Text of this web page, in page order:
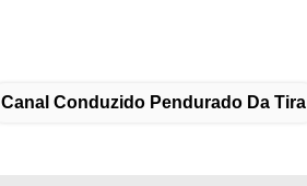
Canal Conduzido Pendurado Da Tira